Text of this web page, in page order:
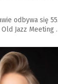
odbywa się
Jazz Meeting